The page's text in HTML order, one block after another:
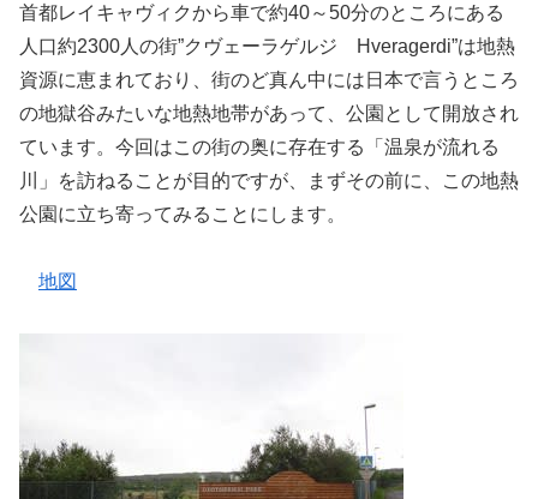
首都レイキャヴィクから車で約40～50分のところにある
人口約2300人の街”クヴェーラゲルジ Hveragerdi”は地熱
資源に恵まれており、街のど真ん中には日本で言うところ
の地獄谷みたいな地熱地帯があって、公園として開放され
ています。今回はこの街の奥に存在する「温泉が流れる
川」を訪ねることが目的ですが、まずその前に、この地熱
公園に立ち寄ってみることにします。
地図